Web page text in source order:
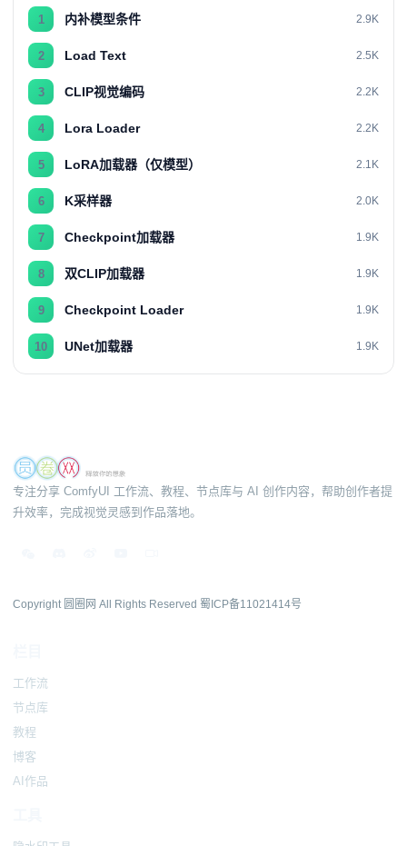
1 内补模型条件 2.9K
2 Load Text 2.5K
3 CLIP视觉编码 2.2K
4 Lora Loader 2.2K
5 LoRA加载器（仅模型） 2.1K
6 K采样器 2.0K
7 Checkpoint加载器 1.9K
8 双CLIP加载器 1.9K
9 Checkpoint Loader 1.9K
10 UNet加载器 1.9K
专注分享 ComfyUI 工作流、教程、节点库与 AI 创作内容，帮助创作者提
升效率，完成视觉灵感到作品落地。
Copyright 圆圈网 All Rights Reserved 蜀ICP备11021414号
工作流
节点库
教程
博客
AI作品